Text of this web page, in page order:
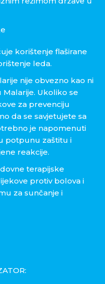
korištenje flaširane
leda.
nije obvezno kao ni
Malarije. Ukoliko se
za prevenciju
da se savjetujete sa
je napomenuti
potpunu zaštitu i
reakcije.
terapijske
protiv bolova i
za sunčanje i